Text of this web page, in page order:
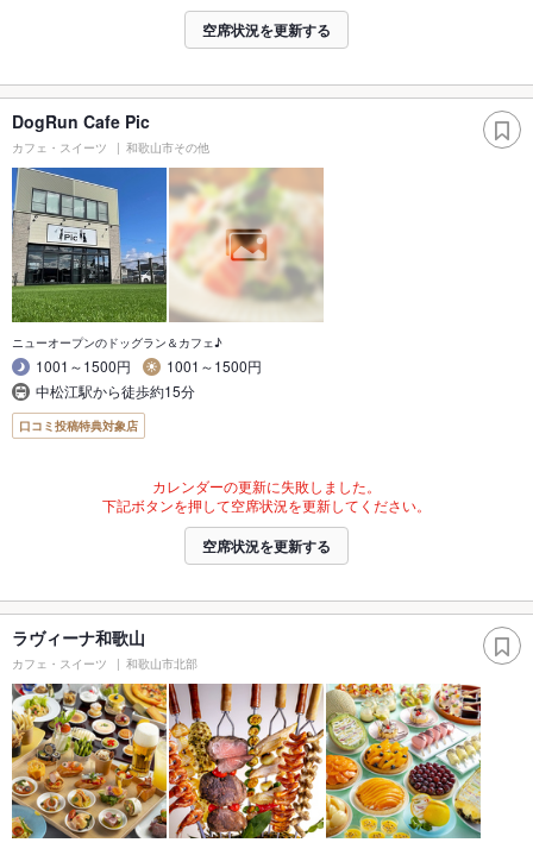
空席状況を更新する
DogRun Cafe Pic
カフェ・スイーツ 和歌山市その他
ニューオープンのドッグラン＆カフェ♪
1001～1500円
1001～1500円
中松江駅から徒歩約15分
口コミ投稿特典対象店
カレンダーの更新に失敗しました。
下記ボタンを押して空席状況を更新してください。
空席状況を更新する
ラヴィーナ和歌山
カフェ・スイーツ 和歌山市北部